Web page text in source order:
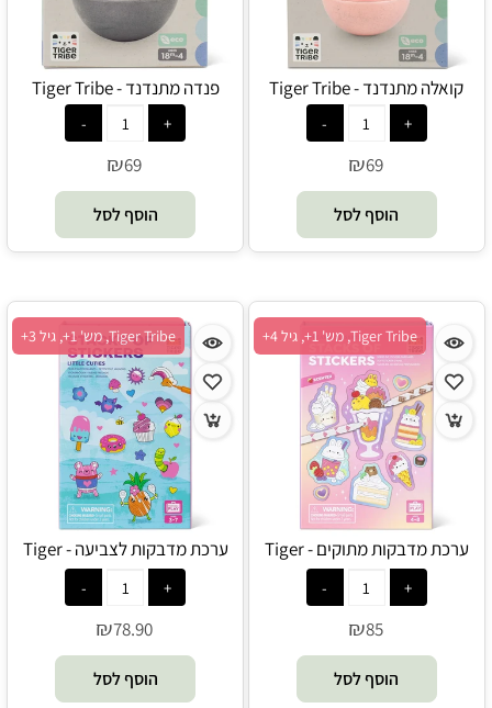
קואלה מתנדנד - Tiger Tribe
₪69
הוסף לסל
פנדה מתנדנד - Tiger Tribe
₪69
הוסף לסל
Tiger Tribe, מש' 1+, גיל 4+
ערכת מדבקות מתוקים - Tiger
₪85
הוסף לסל
Tiger Tribe, מש' 1+, גיל 3+
ערכת מדבקות לצביעה - Tiger
₪78.90
הוסף לסל